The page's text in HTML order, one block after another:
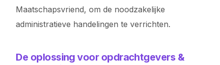
Maatschapsvriend, om de noodzakelijke
administratieve handelingen te verrichten.
De oplossing voor opdrachtgevers &